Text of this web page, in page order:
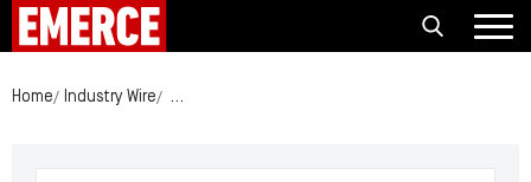
Home Industry Wire Nieuwe site voor beurzen, evenementen en